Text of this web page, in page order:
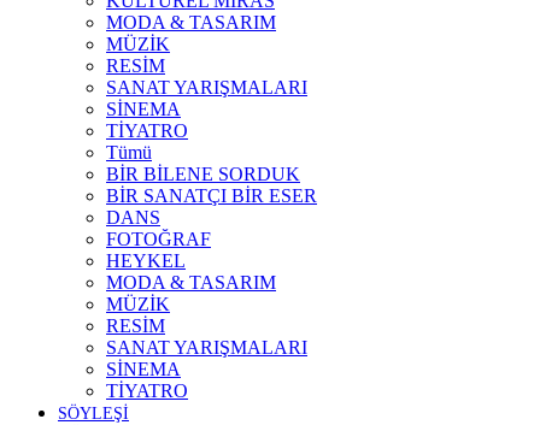
MODA & TASARIM
MÜZİK
RESİM
SANAT YARIŞMALARI
SİNEMA
TİYATRO
Tümü
BİR BİLENE SORDUK
BİR SANATÇI BİR ESER
DANS
FOTOĞRAF
HEYKEL
MODA & TASARIM
MÜZİK
RESİM
SANAT YARIŞMALARI
SİNEMA
TİYATRO
SÖYLEŞİ